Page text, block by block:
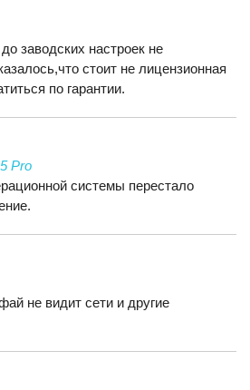
заводских настроек не
стоит не лицензионная
по гарантии.
Pro
системы перестало
не видит сети и другие